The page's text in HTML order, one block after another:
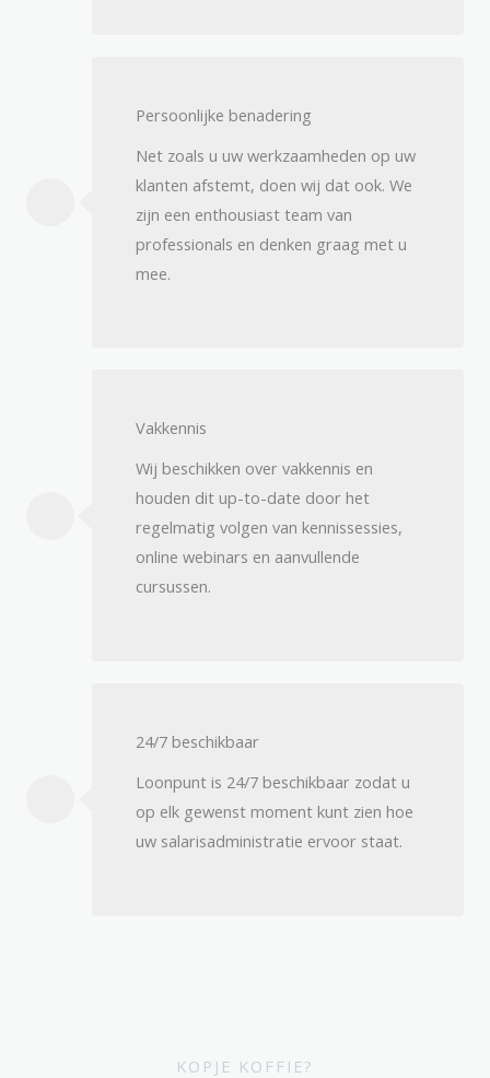
Persoonlijke benadering​
Net zoals u uw werkzaamheden op uw
klanten afstemt, doen wij dat ook. We
zijn een enthousiast team van
professionals en denken graag met u
mee.
Vakkennis
Wij beschikken over vakkennis en
houden dit up-to-date door het
regelmatig volgen van kennissessies,
online webinars en aanvullende
cursussen.
24/7 beschikbaar​
Loonpunt is 24/7 beschikbaar zodat u
op elk gewenst moment kunt zien hoe
uw salarisadministratie ervoor staat.
KOPJE KOFFIE?